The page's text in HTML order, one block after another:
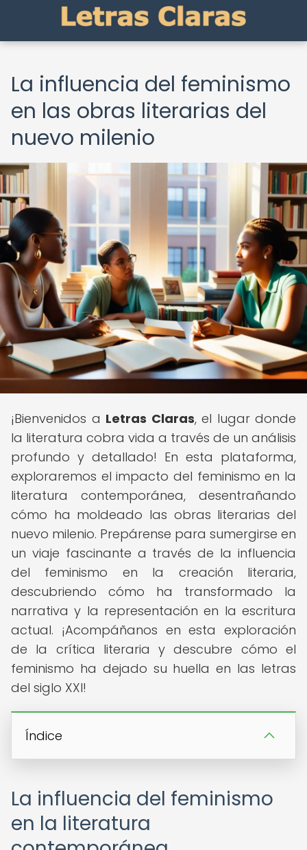
La influencia del feminismo
en las obras literarias del
nuevo milenio
¡Bienvenidos a Letras Claras, el lugar donde
la literatura cobra vida a través de un análisis
profundo y detallado! En esta plataforma,
exploraremos el impacto del feminismo en la
literatura contemporánea, desentrañando
cómo ha moldeado las obras literarias del
nuevo milenio. Prepárense para sumergirse en
un viaje fascinante a través de la influencia
del feminismo en la creación literaria,
descubriendo cómo ha transformado la
narrativa y la representación en la escritura
actual. ¡Acompáñanos en esta exploración
de la crítica literaria y descubre cómo el
feminismo ha dejado su huella en las letras
del siglo XXI!
Índice
La influencia del feminismo
en la literatura